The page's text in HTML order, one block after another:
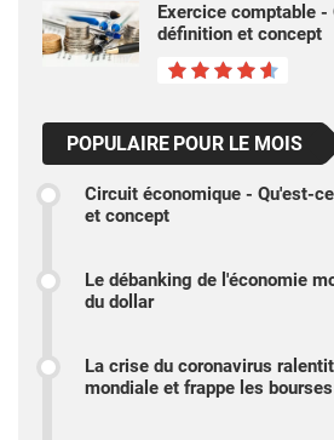
Exercice comptable -
définition et concept
POPULAIRE POUR LE MOIS
Circuit économique - Qu'est-
et concept
Le débanking de l'économie
du dollar
La crise du coronavirus
mondiale et frappe les bourses